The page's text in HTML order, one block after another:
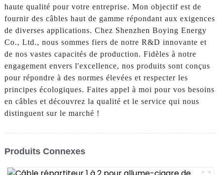
haute qualité pour votre entreprise. Mon objectif est de
fournir des câbles haut de gamme répondant aux exigences
de diverses applications. Chez Shenzhen Boying Energy
Co., Ltd., nous sommes fiers de notre R&D innovante et
de nos vastes capacités de production. Fidèles à notre
engagement envers l'excellence, nos produits sont conçus
pour répondre à des normes élevées et respecter les
principes écologiques. Faites appel à moi pour vos besoins
en câbles et découvrez la qualité et le service qui nous
distinguent sur le marché !
Produits Connexes